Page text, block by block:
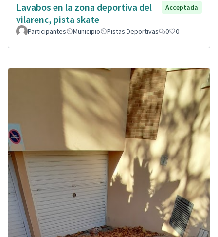
Lavabos en la zona deportiva del
vilarenc, pista skate
Acceptada
Participantes Municipio Pistas Deportivas 0 0